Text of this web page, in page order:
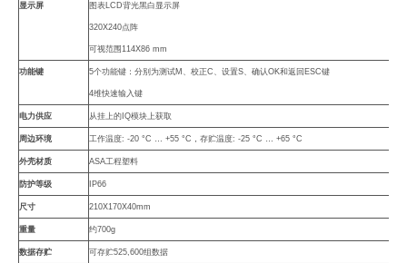
显示屏 图表 LCD背光黑白显示屏
320X240点阵
可视范围 114X86 mm
功能键 5个功能键：分别为测试M 、校正C 、设置S 、确认 OK和返回 ESC键
4维快速输入键
电力供应 从挂上的 IQ模块上获取
周边环境 工作温度: -20 °C … +55 °C ，存贮温度: -25 °C … +65 °C
外壳材质 ASA工程塑料
防护等级 IP66
尺寸 210X170X40mm
重量 约700g
数据存贮 可存贮525,600组数据